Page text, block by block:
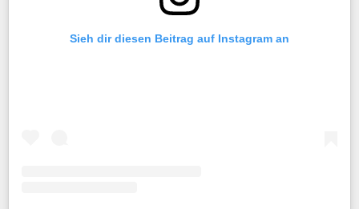
Sieh dir diesen Beitrag auf Instagram an